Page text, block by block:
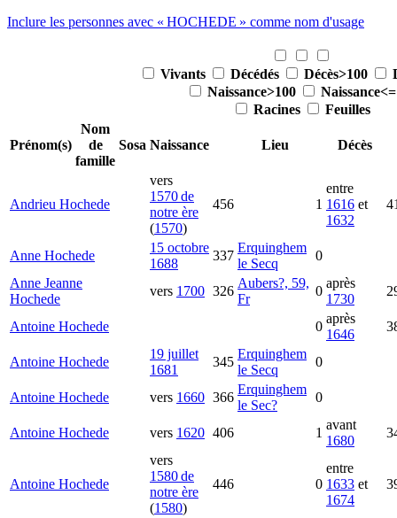
Inclure les personnes avec « HOCHEDE » comme nom d'usage
Vivants Décédés Décès>100
Naissance>100
Racines
Feuilles
Prénom(s)
Nom
de
famille
Sosa Naissance Lieu Décès
Andrieu Hochede
vers
1570 de
notre ère
(1570)
456 1
entre
1616 et
1632
Anne Hochede
15 octobre
1688
337
Erquinghem
le Secq
0
Anne Jeanne
Hochede
vers 1700 326
Aubers?, 59,
Fr
0
après
1730
Antoine Hochede 0
après
1646
Antoine Hochede
19 juillet
1681
345
Erquinghem
le Secq
0
Antoine Hochede vers 1660 366
Erquinghem
le Sec?
0
Antoine Hochede vers 1620 406 1
avant
1680
Antoine Hochede
vers
1580 de
notre ère
(1580)
446 0
entre
1633 et
1674